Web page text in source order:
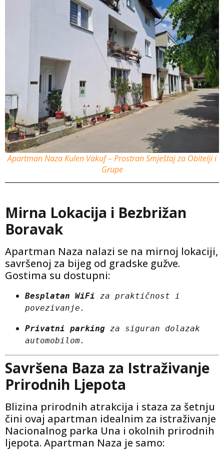
Apartman Naza Kulen Vakuf – Prostran Smještaj za Obitelji i
Grupe
Mirna Lokacija i Bezbrižan
Boravak
Apartman Naza nalazi se na mirnoj lokaciji,
savršenoj za bijeg od gradske gužve.
Gostima su dostupni:
Besplatan WiFi za praktičnost i
povezivanje.
Privatni parking za siguran dolazak
automobilom.
Savršena Baza za Istraživanje
Prirodnih Ljepota
Blizina prirodnih atrakcija i staza za šetnju
čini ovaj apartman idealnim za istraživanje
Nacionalnog parka Una i okolnih prirodnih
ljepota. Apartman Naza je samo: